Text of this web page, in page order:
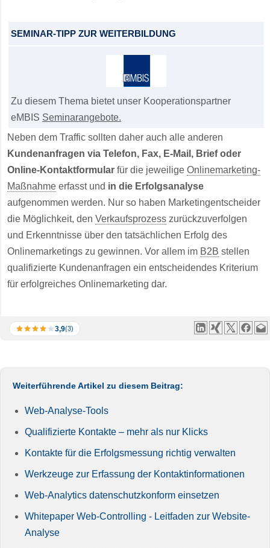
SEMINAR-TIPP ZUR WEITERBILDUNG
Zu diesem Thema bietet unser Kooperationspartner
eMBIS Seminarangebote.
Neben dem Traffic sollten daher auch alle anderen
Kundenanfragen via Telefon, Fax, E-Mail, Brief oder
Online-Kontaktformular für die jeweilige Onlinemarketing-
Maßnahme erfasst und in die Erfolgsanalyse
aufgenommen werden. Nur so haben Marketingentscheider
die Möglichkeit, den Verkaufsprozess zurückzuverfolgen
und Erkenntnisse über den tatsächlichen Erfolg des
Onlinemarketings zu gewinnen. Vor allem im B2B stellen
qualifizierte Kundenanfragen ein entscheidendes Kriterium
für erfolgreiches Onlinemarketing dar.
3,9(3)
Weiterführende Artikel zu diesem Beitrag:
Web-Analyse-Tools
Qualifizierte Kontakte – mehr als nur Klicks
Kontakte für die Erfolgsmessung richtig verwalten
Werkzeuge zur Erfassung der Kontaktinformationen
Web-Analytics datenschutzkonform einsetzen
Whitepaper Web-Controlling - Leitfaden zur Website-
Analyse